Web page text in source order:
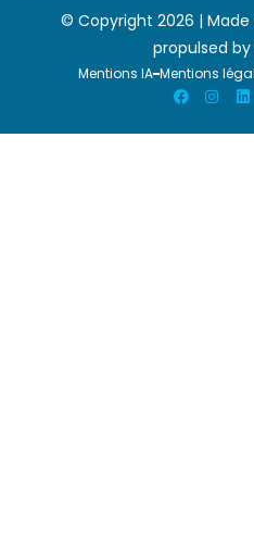
© Copyright 2026 | Made
propulsed by
Mentions IA Mentions